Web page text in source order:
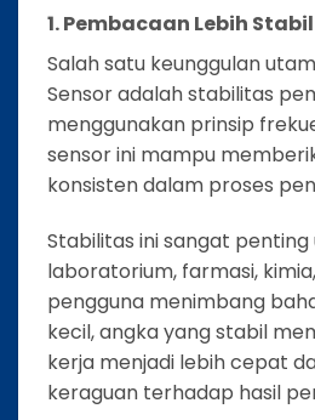
1. Pembacaan Lebih Stabil
Salah satu keunggulan
Sensor adalah stabilitas
menggunakan prinsip
sensor ini mampu
konsisten dalam proses
Stabilitas ini sangat penting
laboratorium, farmasi,
pengguna menimbang
kecil, angka yang stabil
kerja menjadi lebih cepat
keraguan terhadap hasil